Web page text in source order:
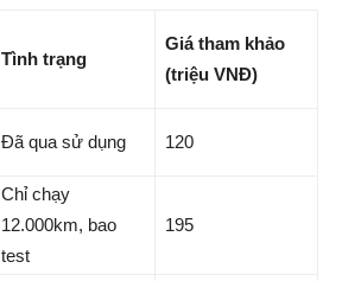
Tình trạng
Giá tham khảo
(triệu VNĐ)
Đã qua sử dụng 120
Chỉ chạy
12.000km, bao
test
195